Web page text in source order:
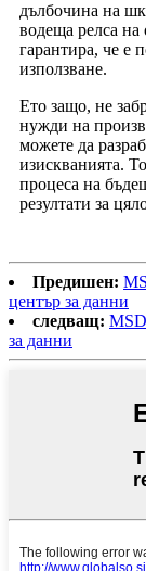
дълбочина на
водеща релса
гарантира, че е
използване.
Ето защо, не
нужди на
можете да
изискванията.
процеса на
резултати за
Предишен:
център за данни
следващ:
за данни